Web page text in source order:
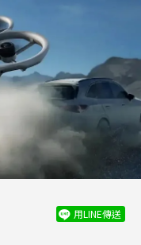
用LINE傳送